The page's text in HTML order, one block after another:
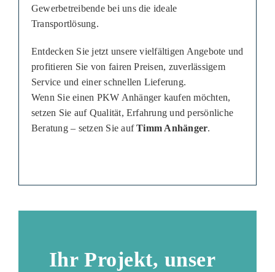
Gewerbetreibende bei uns die ideale
Transportlösung.
Entdecken Sie jetzt unsere vielfältigen Angebote und
profitieren Sie von fairen Preisen, zuverlässigem
Service und einer schnellen Lieferung.
Wenn Sie einen PKW Anhänger kaufen möchten,
setzen Sie auf Qualität, Erfahrung und persönliche
Beratung – setzen Sie aufTimm Anhänger.
Ihr Projekt, unser